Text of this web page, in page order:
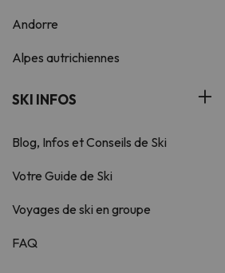
Andorre
Alpes autrichiennes
SKI INFOS
Blog, Infos et Conseils de Ski
Votre Guide de Ski
Voyages de ski en groupe
FAQ